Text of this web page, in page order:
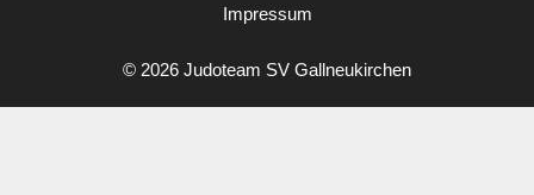
Impressum
© 2026 Judoteam SV Gallneukirchen